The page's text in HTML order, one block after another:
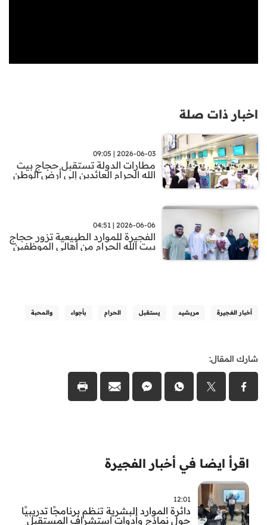
اخبار ذات صلة
2026-06-03 | 09:05
مطارات الدولة تستقبل حجاج بيت
الله الحرام العائدين إلى أرض الوطن
2026-06-06 | 04:51
الفجيرة للموارد الطبيعية تزور حجاج
بيت الله الحرام من أهالي الموظفين
أخبار الفجيرة مريشيد يستقبل الحرام بأجواء والمحبة
شارك المقال:
اقرأ ايضا في أخبار الفجيرة
12:01
دائرة الموارد البشرية تنظم برنامجًا تدريبيًا
حول نماذج وأدوات استشراف المستقبل